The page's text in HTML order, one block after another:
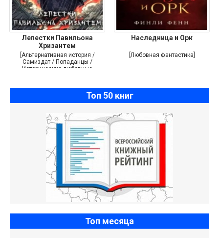
Лепестки Павильона
Хризантем
[Альтернативная история /
Самиздат / Попаданцы /
Исторические любовные
Наследница и Орк
[Любовная фантастика]
Топ 50 книг
Топ месяца